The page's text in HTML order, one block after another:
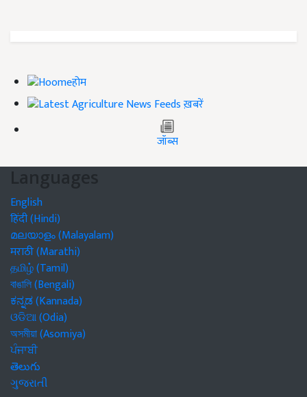
होम
ख़बरें
जॉब्स
Languages
English
हिंदी (Hindi)
മലയാളം (Malayalam)
मराठी (Marathi)
தமிழ் (Tamil)
বাঙালি (Bengali)
ಕನ್ನಡ (Kannada)
ଓଡିଆ (Odia)
অসমীয়া (Asomiya)
ਪੰਜਾਬੀ
తెలుగు
ગુજરાતી